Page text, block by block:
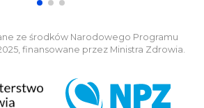
ze środków Narodowego Programu
finansowane przez Ministra Zdrowia.